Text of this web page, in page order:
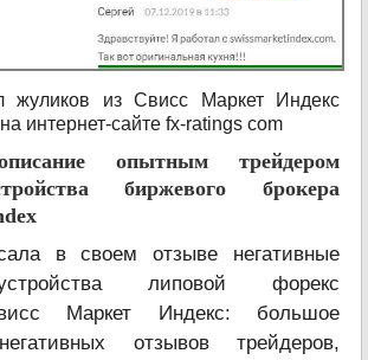
жуликов из Свисс Маркет Индекс
интернет-сайте fx-ratings com
опытным трейдером
биржевого брокера
в своем отзыве негативные
липовой форекс
Маркет Индекс: большое
отзывов трейдеров,